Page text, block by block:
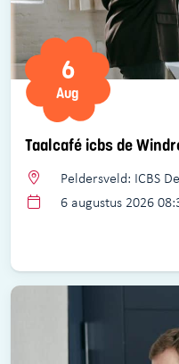
Taalcafé icbs de
6
Aug
Peldersveld: ICBS
6 augustus 2026